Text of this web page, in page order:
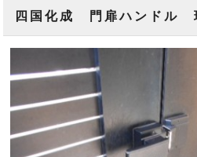
ス
スタ
四国化成 門扉ハンドル